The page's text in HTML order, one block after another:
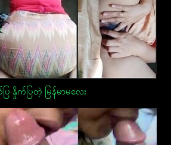
ြ နှိုက်ပြတဲ့ မြန်မာမလေး